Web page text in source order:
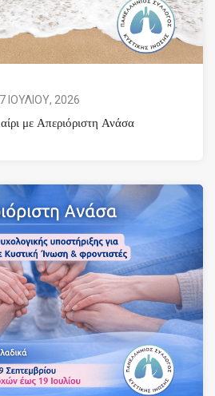
ΙΟΥΛΙΟΥ, 2026
με Απεριόριστη Ανάσα